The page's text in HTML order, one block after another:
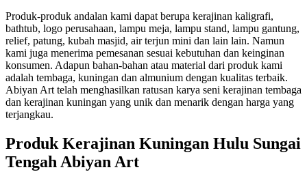
Produk-produk andalan kami dapat berupa kerajinan kaligrafi,
bathtub, logo perusahaan, lampu meja, lampu stand, lampu gantung,
relief, patung, kubah masjid, air terjun mini dan lain lain. Namun
kami juga menerima pemesanan sesuai kebutuhan dan keinginan
konsumen. Adapun bahan-bahan atau material dari produk kami
adalah tembaga, kuningan dan almunium dengan kualitas terbaik.
Abiyan Art telah menghasilkan ratusan karya seni kerajinan tembaga
dan kerajinan kuningan yang unik dan menarik dengan harga yang
terjangkau.
Produk Kerajinan Kuningan Hulu Sungai
Tengah Abiyan Art